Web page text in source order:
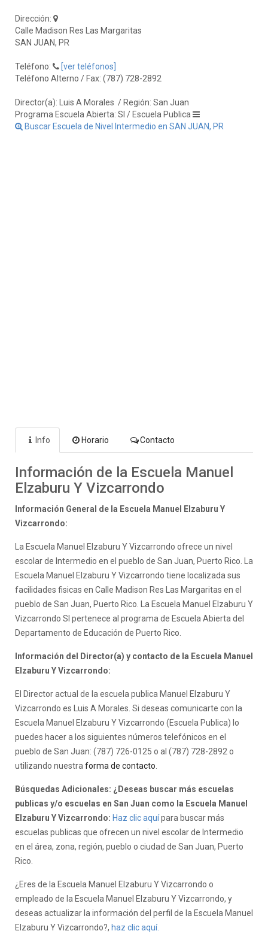
Dirección:
Calle Madison Res Las Margaritas
SAN JUAN, PR
Teléfono:
[ver teléfonos]
Teléfono Alterno / Fax: (787) 728-2892
Director(a): Luis A Morales / Región: San Juan
Programa Escuela Abierta: SI / Escuela Publica
Buscar Escuela de Nivel Intermedio en SAN JUAN, PR
Info Horario Contacto
Información de la Escuela Manuel
Elzaburu Y Vizcarrondo
Información General de la Escuela Manuel Elzaburu Y
Vizcarrondo:
La Escuela Manuel Elzaburu Y Vizcarrondo ofrece un nivel
escolar de Intermedio en el pueblo de San Juan, Puerto Rico. La
Escuela Manuel Elzaburu Y Vizcarrondo tiene localizada sus
facilidades fisicas en Calle Madison Res Las Margaritas en el
pueblo de San Juan, Puerto Rico. La Escuela Manuel Elzaburu Y
Vizcarrondo SI pertenece al programa de Escuela Abierta del
Departamento de Educación de Puerto Rico.
Información del Director(a) y contacto de la Escuela Manuel
Elzaburu Y Vizcarrondo:
El Director actual de la escuela publica Manuel Elzaburu Y
Vizcarrondo es Luis A Morales. Si deseas comunicarte con la
Escuela Manuel Elzaburu Y Vizcarrondo (Escuela Publica) lo
puedes hacer a los siguientes números telefónicos en el
pueblo de San Juan: (787) 726-0125 o al (787) 728-2892 o
utilizando nuestra forma de contacto
Búsquedas Adicionales: ¿Deseas buscar más escuelas
publicas y/o escuelas en San Juan como la Escuela Manuel
Elzaburu Y Vizcarrondo: Haz clic aquípara buscar más
escuelas publicas que ofrecen un nivel escolar de Intermedio
en el área, zona, región, pueblo o ciudad de San Juan, Puerto
Rico.
¿Eres de la Escuela Manuel Elzaburu Y Vizcarrondo o
empleado de la Escuela Manuel Elzaburu Y Vizcarrondo, y
deseas actualizar la información del perfil de la Escuela Manuel
Elzaburu Y Vizcarrondo?, haz clic aquí.